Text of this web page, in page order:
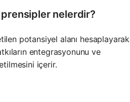
nelerdir?
potansiyel alanı hesaplayarak
entegrasyonunu ve
içerir.